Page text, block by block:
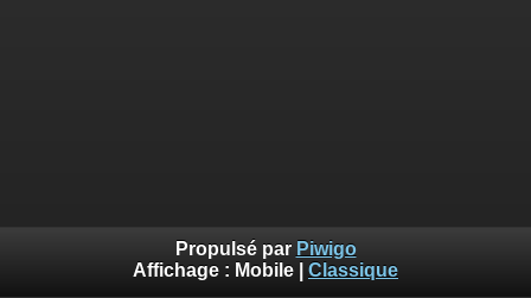
Propulsé par Piwigo
Affichage : Mobile Classique